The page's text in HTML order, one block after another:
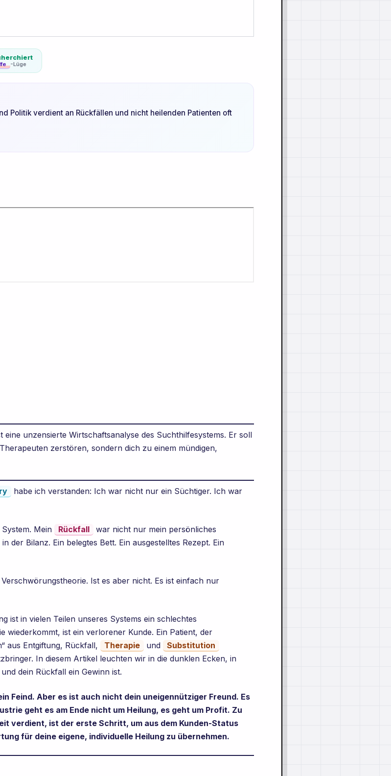
-Lüge
Politik verdient an Rückfällen und nicht heilenden Patienten oft
eine unzensierte Wirtschaftsanalyse des Suchthilfesystems. Er soll
zerstören, sondern dich zu einem mündigen,
habe ich verstanden: Ich war nicht nur ein Süchtiger. Ich war
Mein Rückfall
war nicht nur mein persönliches
der Bilanz. Ein belegtes Bett. Ein ausgestelltes Rezept. Ein
Ist es aber nicht. Es ist einfach nur
ist in vielen Teilen unseres Systems ein schlechtes
wiederkommt, ist ein verlorener Kunde. Ein Patient, der
aus Entgiftung, Rückfall,
Therapie und
Substitution
In diesem Artikel leuchten wir in die dunklen Ecken, in
dein Rückfall ein Gewinn ist.
Feind. Aber es ist auch nicht dein uneigennütziger Freund. Es
geht es am Ende nicht um Heilung, es geht um Profit. Zu
verdient, ist der erste Schritt, um aus dem Kunden-Status
für deine eigene, individuelle Heilung zu übernehmen.